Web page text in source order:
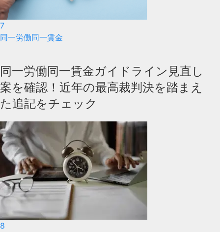
7
同一労働同一賃金
同一労働同一賃金ガイドライン見直し
案を確認！近年の最高裁判決を踏まえ
た追記をチェック
8